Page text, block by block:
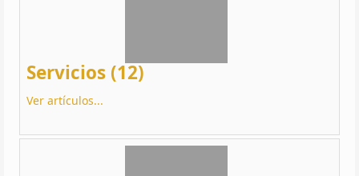
Servicios (12)
Ver artículos...